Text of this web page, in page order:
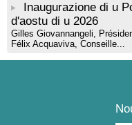
Inaugurazione di u
d'aostu di u 2026
Gilles Giovannangeli,
Félix Acquaviva, Conseille...